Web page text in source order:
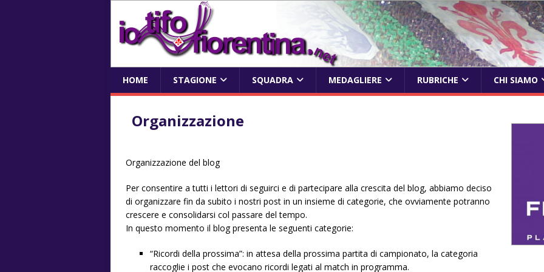
HOME STAGIONE SQUADRA MEDAGLIERE RUBRICHE CHI SIAMO
Organizzazione
Organizzazione del blog
Per consentire a tutti i lettori di seguirci e di partecipare alla crescita del blog, abbiamo deciso
di organizzare fin da subito i nostri post in un insieme di categorie, che ovviamente potranno
crescere e consolidarsi col passare del tempo.
In questo momento il blog presenta le seguenti categorie:
“Ricordi della prossima”: in attesa della prossima partita di campionato, la categoria
raccoglie i post che evocano ricordi legati al match in programma.